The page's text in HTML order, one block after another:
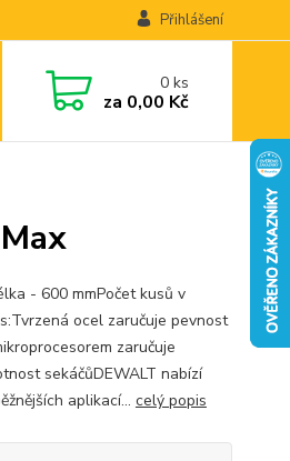
Přihlášení
0ks
za 0,00 Kč
- 600 mmPočet kusů v
ocel zaručuje pevnost
zaručuje
sekáčůDEWALT nabízí
aplikací... celý popis